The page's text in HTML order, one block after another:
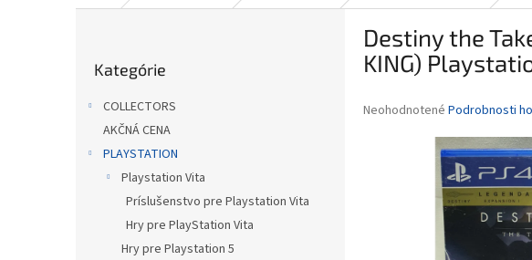
kategórie
Kategórie
COLLECTORS
AKČNÁ CENA
PLAYSTATION
Playstation Vita
Príslušenstvo pre Playstation Vita
Hry pre PlayStation Vita
Hry pre Playstation 5
Destiny the
KING)
Priemerné
Neohodnotené Podrobnosti